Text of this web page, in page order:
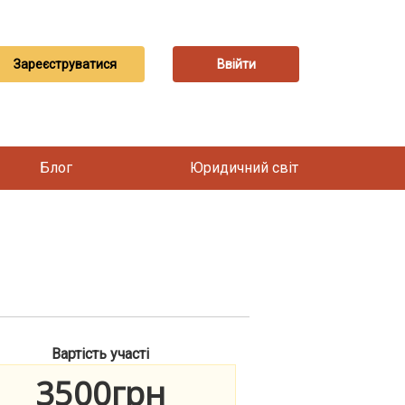
Зареєструватися Ввійти
Блог Юридичний світ
Вартість участі
3500грн